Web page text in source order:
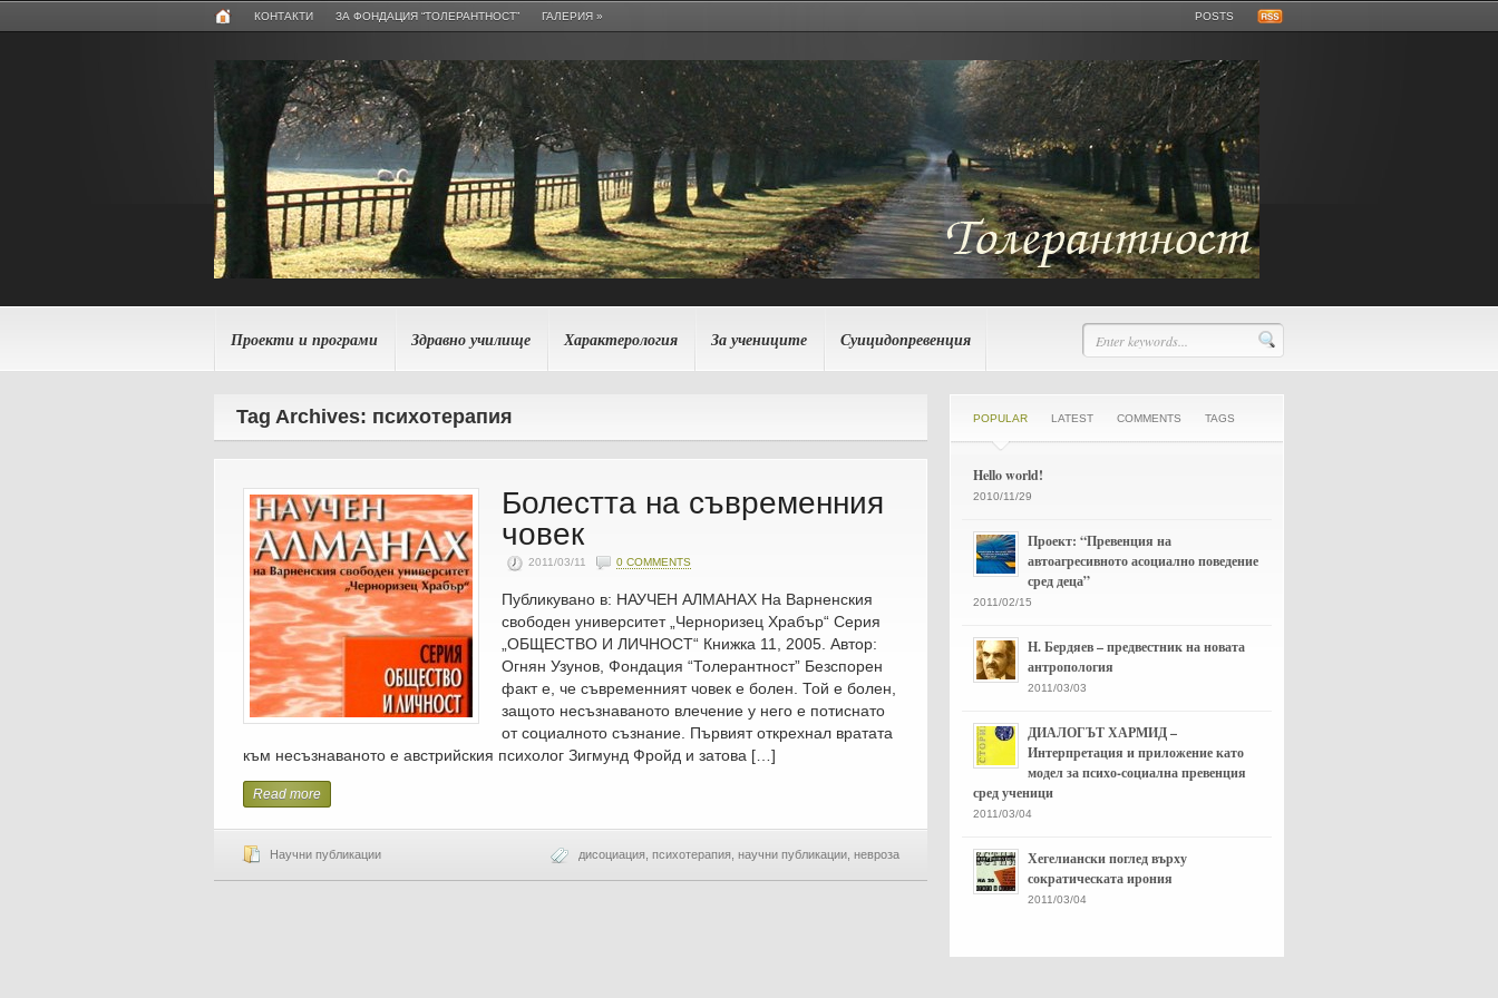
КОНТАКТИ ЗА ФОНДАЦИЯ “ТОЛЕРАНТНОСТ” ГАЛЕРИЯ » POSTS
Проекти и програми Здравно училище Характерология За учениците Суицидопревенция
Tag Archives: психотерапия
Болестта на съвременния
човек
2011/03/11 0 COMMENTS
Публикувано в: НАУЧЕН АЛМАНАХ На Варненския
свободен университет „Черноризец Храбър“ Серия
„ОБЩЕСТВО И ЛИЧНОСТ“ Книжка 11, 2005. Автор:
Огнян Узунов, Фондация “Толерантност” Безспорен
факт е, че съвременният човек е болен. Той е болен,
защото несъзнаваното влечение у него е потиснато
от социалното съзнание. Първият открехнал вратата
към несъзнаваното е австрийския психолог Зигмунд Фройд и затова […]
Read more
Научни публикации дисоциация психотерапия научни публикации невроза
POPULAR LATEST COMMENTS TAGS
Hello world!
2010/11/29
Проект: “Превенция на
автоагресивното асоциално поведение
сред деца”
2011/02/15
Н. Бердяев – предвестник на новата
антропология
2011/03/03
ДИАЛОГЪТ ХАРМИД –
Интерпретация и приложение като
модел за психо-социална превенция
сред ученици
2011/03/04
Хегелиански поглед върху
сократическата ирония
2011/03/04